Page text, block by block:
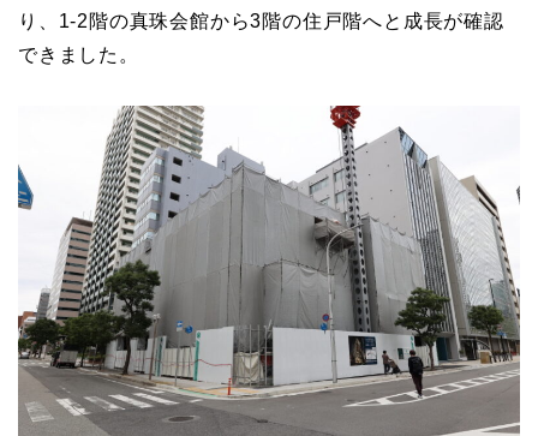
り、1-2階の真珠会館から3階の住戸階へと成長が確認
できました。